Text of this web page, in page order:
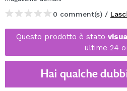
0 comment(s) /
Questo prodotto è stato
ultime 24
Hai qualche